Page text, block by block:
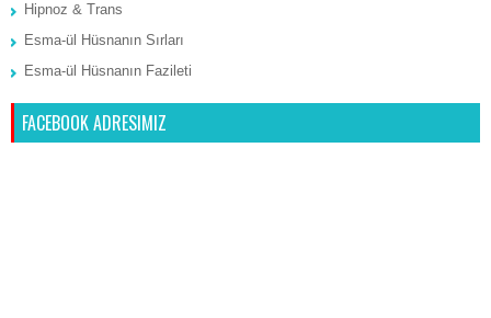
Hipnoz & Trans
Esma-ül Hüsnanın Sırları
Esma-ül Hüsnanın Fazileti
FACEBOOK ADRESIMIZ